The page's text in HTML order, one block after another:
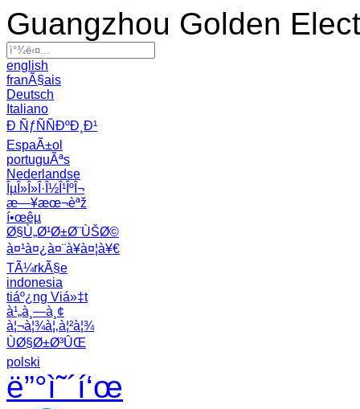
Guangzhou Golden
english
franÃ§ais
Deutsch
Italiano
Ð ÑƒÑÑÐºÐ¸Ð¹
EspaÃ±ol
portuguÃªs
Nederlandse
ÎµÎ»Î»Î·Î½Î¹ÎºÎ¬
æ—¥æœ¬èªž
í•œêµ­
Ø§Ù„Ø¹Ø±Ø¨ÙŠØ©
à¤¹à¤¿à¤¨à¥à¤¦à¥€
TÃ¼rkÃ§e
indonesia
tiáº¿ng Viá»‡t
à¹„à¸—à¸¢
à¦¬à¦¾à¦‚à¦²à¦¾
ÙØ§Ø±Ø³ÛŒ
polski
ë”°ì˜´í‘œ